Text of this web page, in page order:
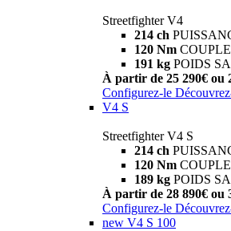
Streetfighter V4
214 ch
120 Nm COUPLE
191 kg POIDS
À partir de 25 290€ ou
Configurez-le
V4 S
Streetfighter V4 S
214 ch
120 Nm COUPLE
189 kg POIDS
À partir de 28 890€ ou
Configurez-le
new V4 S 100